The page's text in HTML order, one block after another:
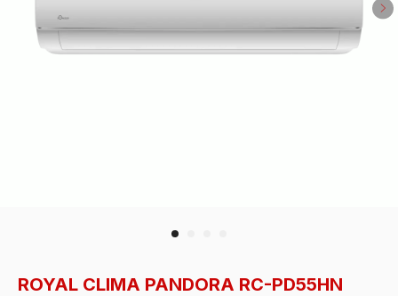
ROYAL CLIMA PANDORA RC-PD55HN